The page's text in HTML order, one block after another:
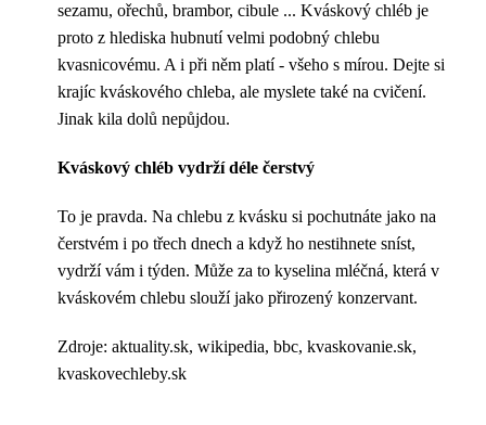
sezamu, ořechů, brambor, cibule ... Kváskový chléb je
proto z hlediska hubnutí velmi podobný chlebu
kvasnicovému. A i při něm platí - všeho s mírou. Dejte si
krajíc kváskového chleba, ale myslete také na cvičení.
Jinak kila dolů nepůjdou.
Kváskový chléb vydrží déle čerstvý
To je pravda. Na chlebu z kvásku si pochutnáte jako na
čerstvém i po třech dnech a když ho nestihnete sníst,
vydrží vám i týden. Může za to kyselina mléčná, která v
kváskovém chlebu slouží jako přirozený konzervant.
Zdroje: aktuality.sk, wikipedia, bbc, kvaskovanie.sk,
kvaskovechleby.sk